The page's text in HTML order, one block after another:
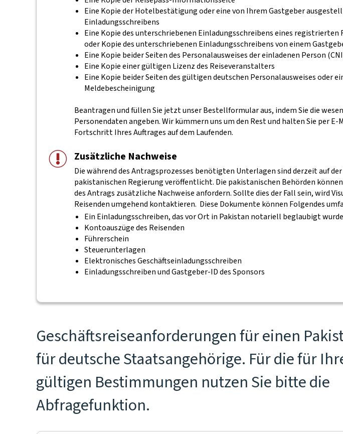
Eine Kopie der Hotelbestätigung oder eine von Ihrem Gastgeber
Einladungsschreibens
Eine Kopie des unterschriebenen Einladungsschreibens eines registrierten
oder Kopie des unterschriebenen Einladungsschreibens von einem
Eine Kopie beider Seiten des Personalausweises der einladenen Person
Eine Kopie einer gültigen Lizenz des Reiseveranstalters
Eine Kopie beider Seiten des gültigen deutschen Personalausweises oder
Meldebescheinigung
Beantragen und füllen Sie jetzt unser Bestellformular aus, indem Sie die
Personendaten angeben. Wir kümmern uns um den Rest und halten Sie per E-
Fortschritt Ihres Auftrages auf dem Laufenden.
Zusätzliche Nachweise
Die während des Antragsprozesses benötigten Unterlagen sind derzeit auf
pakistanischen Regierung veröffentlicht. Die pakistanischen Behörden
des Antrags zusätzliche Nachweise anfordern. Sollte dies der Fall sein, wird
Reisenden umgehend kontaktieren. Diese Dokumente können Folgendes
Ein Einladungsschreiben, das vor Ort in Pakistan notariell beglaubigt wurde
Kontoauszüge des Reisenden
Führerschein
Steuerunterlagen
Elektronisches Geschäftseinladungsschreiben
Einladungsschreiben und Gastgeber-ID des Sponsors
Geschäftsreiseanforderungen für einen
für deutsche Staatsangehörige. Für die für
gültigen Bestimmungen nutzen Sie bitte die
Abfragefunktion.